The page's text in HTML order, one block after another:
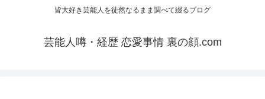
皆大好き芸能人を徒然なるまま調べて綴るブログ
芸能人噂・経歴 恋愛事情 裏の顔.com